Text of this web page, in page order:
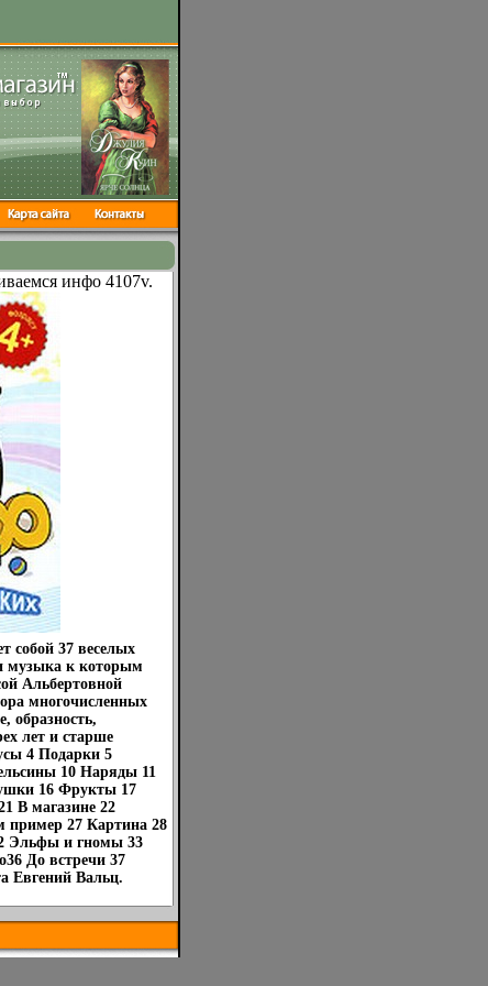
инфо 4107v.
собой 37 веселых
музыка к которым
Альбертовной
многочисленных
образность,
лет и старше
4 Подарки 5
10 Наряды 11
16 Фрукты 17
В магазине 22
пример 27 Картина 28
Эльфы и гномы 33
До встречи 37
Евгений Вальц.